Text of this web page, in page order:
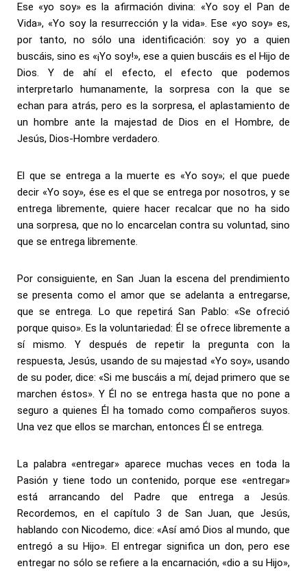
Ese «yo soy» es la afirmación divina: «Yo soy el Pan de
Vida», «Yo soy la resurrección y la vida». Ese «yo soy» es,
por tanto, no sólo una identificación: soy yo a quien
buscáis, sino es «¡Yo soy!», ese a quien buscáis es el Hijo de
Dios. Y de ahí el efecto, el efecto que podemos
interpretarlo humanamente, la sorpresa con la que se
echan para atrás, pero es la sorpresa, el aplastamiento de
un hombre ante la majestad de Dios en el Hombre, de
Jesús, Dios-Hombre verdadero.
El que se entrega a la muerte es «Yo soy»; el que puede
decir «Yo soy», ése es el que se entrega por nosotros, y se
entrega libremente, quiere hacer recalcar que no ha sido
una sorpresa, que no lo encarcelan contra su voluntad, sino
que se entrega libremente.
Por consiguiente, en San Juan la escena del prendimiento
se presenta como el amor que se adelanta a entregarse,
que se entrega. Lo que repetirá San Pablo: «Se ofreció
porque quiso». Es la voluntariedad: Él se ofrece libremente a
sí mismo. Y después de repetir la pregunta con la
respuesta, Jesús, usando de su majestad «Yo soy», usando
de su poder, dice: «Si me buscáis a mí, dejad primero que se
marchen éstos». Y Él no se entrega hasta que no pone a
seguro a quienes Él ha tomado como compañeros suyos.
Una vez que ellos se marchan, entonces Él se entrega.
La palabra «entregar» aparece muchas veces en toda la
Pasión y tiene todo un contenido, porque ese «entregar»
está arrancando del Padre que entrega a Jesús.
Recordemos, en el capítulo 3 de San Juan, que Jesús,
hablando con Nicodemo, dice: «Así amó Dios al mundo, que
entregó a su Hijo». El entregar significa un don, pero ese
entregar no sólo se refiere a la encarnación, «dio a su Hijo»,